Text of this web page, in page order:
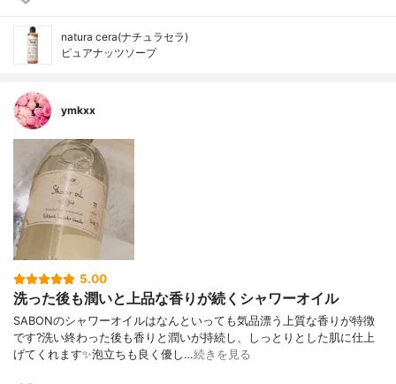
natura cera(ナチュラセラ)
ピュアナッツソープ
ymkxx
5.00
洗った後も潤いと上品な香りが続くシャワーオイル
SABONのシャワーオイルはなんといっても気品漂う上質な香りが特徴
です?洗い終わった後も香りと潤いが持続し、しっとりとした肌に仕上
げてくれます✨泡立ちも良く優し…続きを見る